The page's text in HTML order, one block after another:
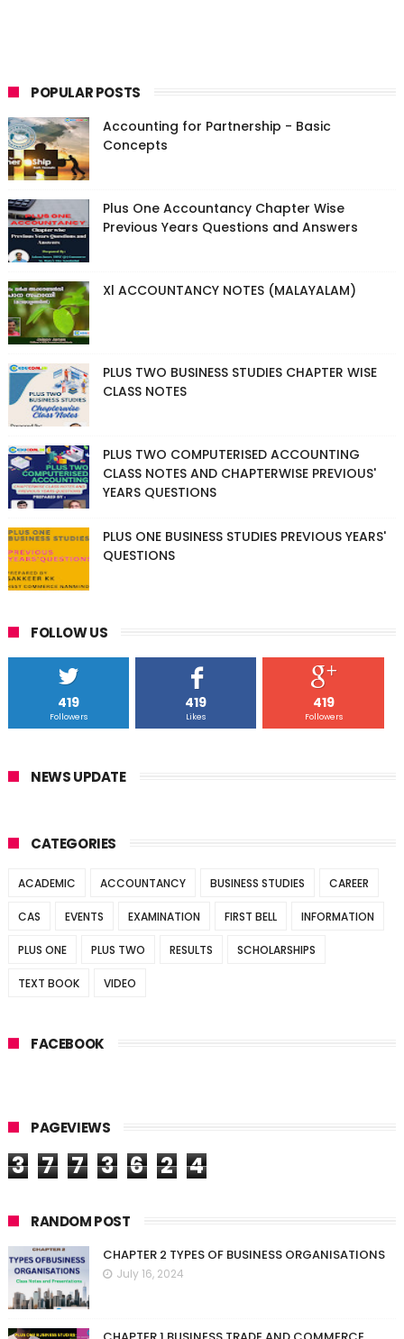
POPULAR POSTS
Accounting for Partnership - Basic
Concepts
Plus One Accountancy Chapter Wise
Previous Years Questions and Answers
Xl ACCOUNTANCY NOTES (MALAYALAM)
PLUS TWO BUSINESS STUDIES CHAPTER WISE
CLASS NOTES
PLUS TWO COMPUTERISED ACCOUNTING
CLASS NOTES AND CHAPTERWISE PREVIOUS'
YEARS QUESTIONS
PLUS ONE BUSINESS STUDIES PREVIOUS YEARS'
QUESTIONS
FOLLOW US
419
Followers
419
Likes
419
Followers
NEWS UPDATE
CATEGORIES
ACADEMIC ACCOUNTANCY BUSINESS STUDIES CAREER
CAS EVENTS EXAMINATION FIRST BELL INFORMATION
PLUS ONE PLUS TWO RESULTS SCHOLARSHIPS
TEXT BOOK VIDEO
FACEBOOK
PAGEVIEWS
3 7 7 3 6 2 4
RANDOM POST
CHAPTER 2 TYPES OF BUSINESS ORGANISATIONS
July 16, 2024